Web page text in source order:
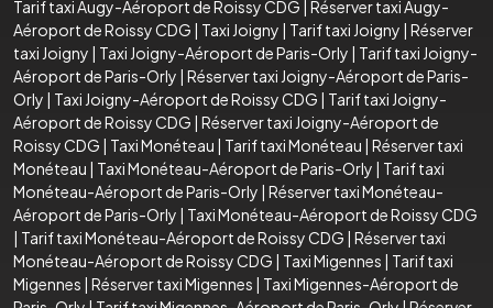
Tarif taxi Augy-Aéroport de Roissy CDG | Réserver taxi Augy-
Aéroport de Roissy CDG | Taxi Joigny | Tarif taxi Joigny | Réserver
taxi Joigny | Taxi Joigny-Aéroport de Paris-Orly | Tarif taxi Joigny-
Aéroport de Paris-Orly | Réserver taxi Joigny-Aéroport de Paris-
Orly | Taxi Joigny-Aéroport de Roissy CDG | Tarif taxi Joigny-
Aéroport de Roissy CDG | Réserver taxi Joigny-Aéroport de
Roissy CDG | Taxi Monéteau | Tarif taxi Monéteau | Réserver taxi
Monéteau | Taxi Monéteau-Aéroport de Paris-Orly | Tarif taxi
Monéteau-Aéroport de Paris-Orly | Réserver taxi Monéteau-
Aéroport de Paris-Orly | Taxi Monéteau-Aéroport de Roissy CDG
| Tarif taxi Monéteau-Aéroport de Roissy CDG | Réserver taxi
Monéteau-Aéroport de Roissy CDG | Taxi Migennes | Tarif taxi
Migennes | Réserver taxi Migennes | Taxi Migennes-Aéroport de